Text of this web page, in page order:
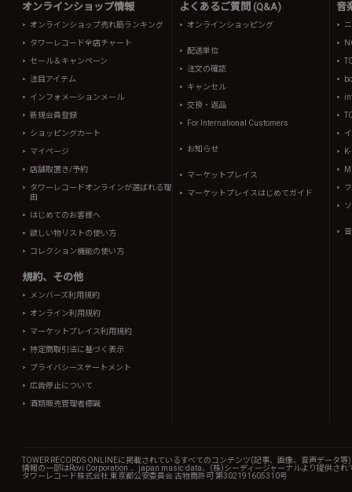
オンラインショップ情報
オンラインショップ売れ筋ランキング
タワーレコード全店チャート
セール＆キャンペーン
注目アイテム
インフォメーションメール
新規会員登録
ショッピングカート
マイページ
店舗取置き/予約
タワーレコードオンラインが選ばれる理
由
はじめてのお客様へ
欲しい物リストの使い方
コレクション機能の使い方
規約、その他
メンバーズ利用規約
オンライン利用規約
マーケットプレイス利用規約
特定商取引法に基づく表示
プライバシーステートメント
広告停止について
酒類販売管理者標識
よくあるご質問 (Q&A)
オンラインショッピング
配送単位
注文の確認
キャンセル
交換・返品
For International Customers
お知らせ
マーケットプレイス
マーケットプレイスはじめてガイド
音
TOWER RECORDS ONLINEに掲載されているすべてのコンテンツ(記事、画像、音声データ
情報の一部はRovi Corporation.、japan music data、(株)シーディージャーナルより提供され
タワーレコード株式会社 東京都公安委員会 古物商許可 第302191605310号